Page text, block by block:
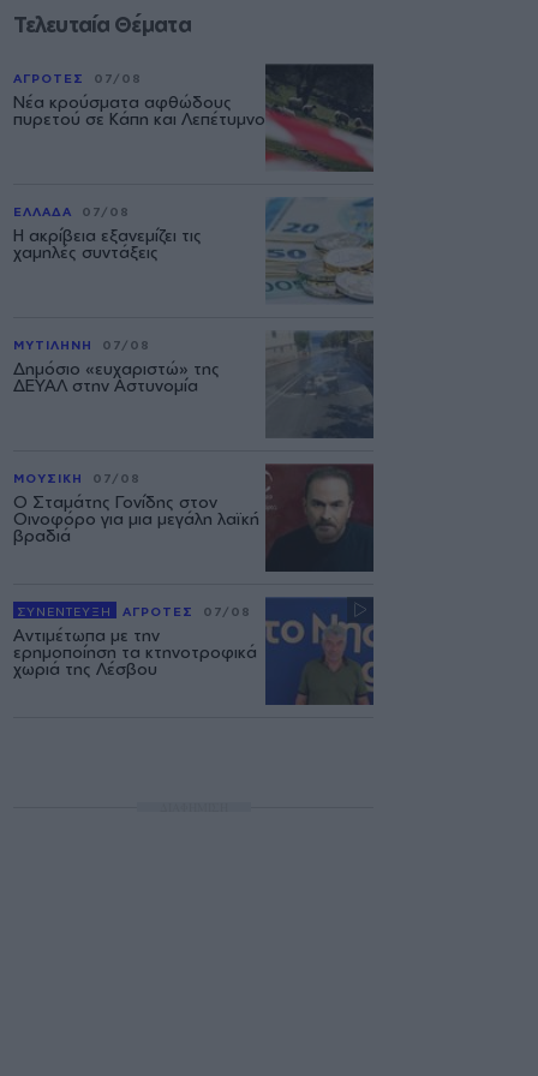
Τελευταία Θέματα
ΑΓΡΟΤΕΣ 07/08
Νέα κρούσματα αφθώδους
πυρετού σε Κάπη και Λεπέτυμνο
ΕΛΛΑΔΑ 07/08
Η ακρίβεια εξανεμίζει τις
χαμηλές συντάξεις
ΜΥΤΙΛΗΝΗ 07/08
Δημόσιο «ευχαριστώ» της
ΔΕΥΑΛ στην Αστυνομία
ΜΟΥΣΙΚΗ 07/08
Ο Σταμάτης Γονίδης στον
Οινοφόρο για μια μεγάλη λαϊκή
βραδιά
ΣΥΝΕΝΤΕΥΞΗ ΑΓΡΟΤΕΣ 07/08
Αντιμέτωπα με την
ερημοποίηση τα κτηνοτροφικά
χωριά της Λέσβου